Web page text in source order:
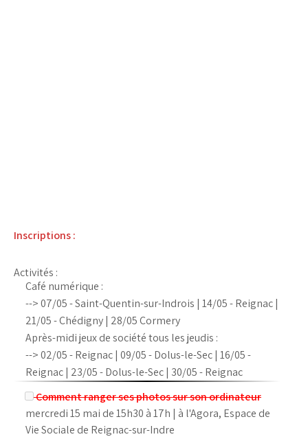
Inscriptions :
Activités :
Café numérique :
--> 07/05 - Saint-Quentin-sur-Indrois | 14/05 - Reignac |
21/05 - Chédigny | 28/05 Cormery
Après-midi jeux de société tous les jeudis :
--> 02/05 - Reignac | 09/05 - Dolus-le-Sec | 16/05 -
Reignac | 23/05 - Dolus-le-Sec | 30/05 - Reignac
Comment ranger ses photos sur son ordinateur
mercredi 15 mai de 15h30 à 17h | à l'Agora, Espace de
Vie Sociale de Reignac-sur-Indre